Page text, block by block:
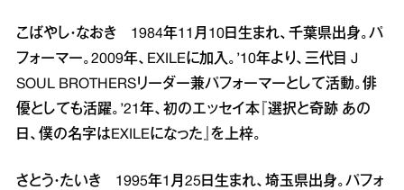
こばやし・なおき 1984年11月10日生まれ、千葉県出身。パ
フォーマー。2009年、EXILEに加入。’10年より、三代目 J
SOUL BROTHERSリーダー兼パフォーマーとして活動。俳
優としても活躍。’21年、初のエッセイ本『選択と奇跡 あの
日、僕の名字はEXILEになった』を上梓。
さとう・たいき 1995年1月25日生まれ、埼玉県出身。パフォ